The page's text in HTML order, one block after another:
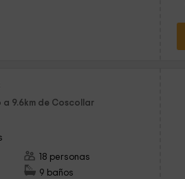
9.6km de Coscollar
18 personas
9 baños